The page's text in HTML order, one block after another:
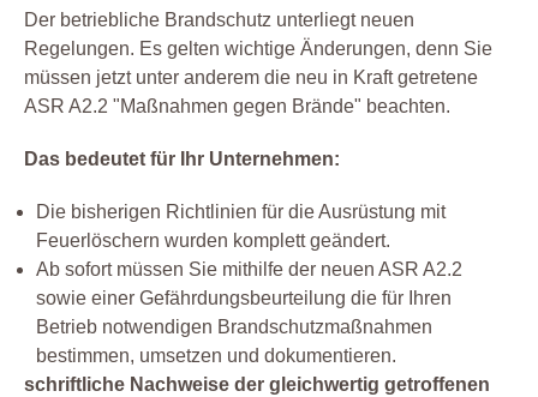
Der betriebliche Brandschutz unterliegt neuen
Regelungen. Es gelten wichtige Änderungen, denn Sie
müssen jetzt unter anderem die neu in Kraft getretene
ASR A2.2 "Maßnahmen gegen Brände" beachten.
Das bedeutet für Ihr Unternehmen:
Die bisherigen Richtlinien für die Ausrüstung mit
Feuerlöschern wurden komplett geändert.
Ab sofort müssen Sie mithilfe der neuen ASR A2.2
sowie einer Gefährdungsbeurteilung die für Ihren
Betrieb notwendigen Brandschutzmaßnahmen
bestimmen, umsetzen und dokumentieren.
schriftliche Nachweise der gleichwertig getroffenen